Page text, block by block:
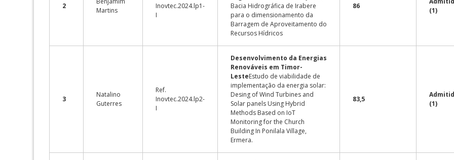
2
Martins
Inovtec.2024.lp1-
I
Bacia Hidrográfica de Irabere
para o dimensionamento da
Barragem de Aproveitamento do
Recursos Hídricos
86
(1)
3
Natalino
Guterres
Ref.
Inovtec.2024.lp2-
I
Desenvolvimento da Energias
Renováveis em Timor-
LesteEstudo de viabilidade de
implementação da energia solar:
Desing of Wind Turbines and
Solar panels Using Hybrid
Methods Based on IoT
Monitoring for the Church
Building In Ponilala Village,
Ermera.
83,5
(1)